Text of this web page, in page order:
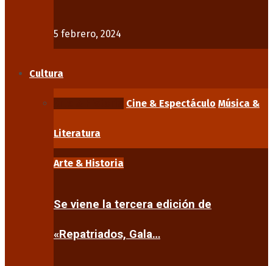
5 febrero, 2024
Cultura
Cine & Espectáculo Música &
Literatura
Arte & Historia
Se viene la tercera edición de
«Repatriados, Gala…